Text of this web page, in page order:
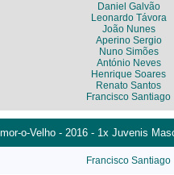
Daniel Galvão
Leonardo Távora
João Nunes
Aperino Sergio
Nuno Simões
António Neves
Henrique Soares
Renato Santos
Francisco Santiago
o-Velho - 2016 - 1x Juvenis
Francisco Santiago